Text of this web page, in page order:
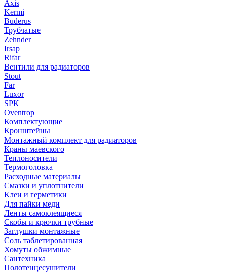
Axis
Kermi
Buderus
Трубчатые
Zehnder
Irsap
Rifar
Вентили для радиаторов
Stout
Far
Luxor
SPK
Oventrop
Комплектующие
Кронштейны
Монтажный комплект для радиаторов
Краны маевского
Теплоносители
Термоголовка
Расходные материалы
Смазки и уплотнители
Клеи и герметики
Для пайки меди
Ленты самоклеящиеся
Скобы и крючки трубные
Заглушки монтажные
Соль таблетированная
Хомуты обжимные
Сантехника
Полотенцесушители